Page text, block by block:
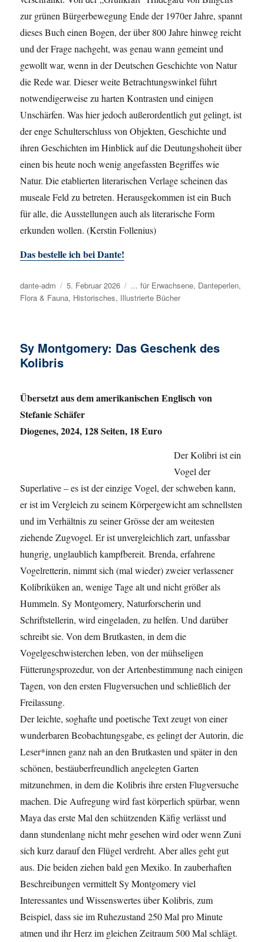
zur grünen Bürgerbewegung Ende der 1970er Jahre, spannt
dieses Buch einen Bogen, der über 800 Jahre hinweg reicht
und der Frage nachgeht, was genau wann gemeint und
gewollt war, wenn in der Deutschen Geschichte von Natur
die Rede war. Dieser weite Betrachtungswinkel führt
notwendigerweise zu harten Kontrasten und einigen
Unschärfen. Was hier jedoch außerordentlich gut gelingt, ist
der enge Schulterschluss von Objekten, Geschichte und
ihren Geschichten im Hinblick auf die Deutungshoheit über
einen bis heute noch wenig angefassten Begriffes wie
Natur. Die etablierten literarischen Verlage scheinen das
museale Feld zu betreten. Herausgekommen ist ein Buch
für alle, die Ausstellungen auch als literarische Form
erkunden wollen. (Kerstin Follenius)
Das bestelle ich bei Dante!
Autor
dante-adm
Veröffentlicht
am
5. Februar 2026 Kategorien
... für Erwachsene, Danteperlen,
Flora & Fauna, Historisches, Illustrierte Bücher
Sy Montgomery: Das Geschenk des
Kolibris
Übersetzt aus dem amerikanischen Englisch von
Stefanie Schäfer
Diogenes, 2024, 128 Seiten, 18 Euro
Der Kolibri ist ein
Vogel der
Superlative – es ist der einzige Vogel, der schweben kann,
er ist im Vergleich zu seinem Körpergewicht am schnellsten
und im Verhältnis zu seiner Grösse der am weitesten
ziehende Zugvogel. Er ist unvergleichlich zart, unfassbar
hungrig, unglaublich kampfbereit. Brenda, erfahrene
Vogelretterin, nimmt sich (mal wieder) zweier verlassener
Kolibriküken an, wenige Tage alt und nicht größer als
Hummeln. Sy Montgomery, Naturforscherin und
Schriftstellerin, wird eingeladen, zu helfen. Und darüber
schreibt sie. Von dem Brutkasten, in dem die
Vogelgeschwisterchen leben, von der mühseligen
Fütterungsprozedur, von der Artenbestimmung nach einigen
Tagen, von den ersten Flugversuchen und schließlich der
Freilassung.
Der leichte, soghafte und poetische Text zeugt von einer
wunderbaren Beobachtungsgabe, es gelingt der Autorin, die
Leser*innen ganz nah an den Brutkasten und später in den
schönen, bestäuberfreundlich angelegten Garten
mitzunehmen, in dem die Kolibris ihre ersten Flugversuche
machen. Die Aufregung wird fast körperlich spürbar, wenn
Maya das erste Mal den schützenden Käfig verlässt und
dann stundenlang nicht mehr gesehen wird oder wenn Zuni
sich kurz darauf den Flügel verdreht. Aber alles geht gut
aus. Die beiden ziehen bald gen Mexiko. In zauberhaften
Beschreibungen vermittelt Sy Montgomery viel
Interessantes und Wissenswertes über Kolibris, zum
Beispiel, dass sie im Ruhezustand 250 Mal pro Minute
atmen und ihr Herz im gleichen Zeitraum 500 Mal schlägt.